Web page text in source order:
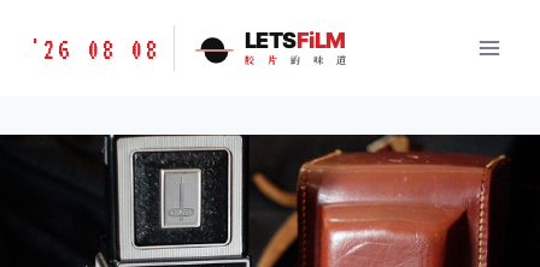
胶
味
LETSFILM
'26 08 08 LETSFiLM
胶 片 的 味 道